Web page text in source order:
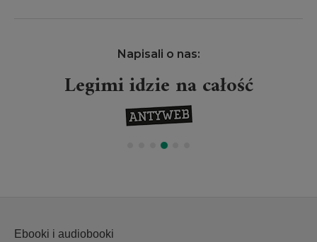
Napisali o nas:
Legimi idzie na całość
Ebooki i audiobooki